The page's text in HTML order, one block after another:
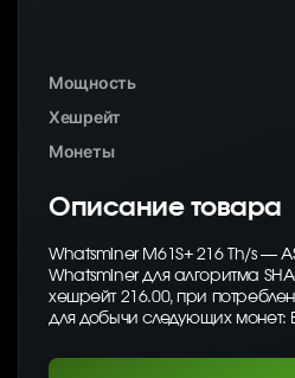
Мощность
Хешрейт
Монеты
Описание товара
Whatsminer M61S+ 216 Th/s —
Whatsminer для алгоритма
хешрейт 216.00, при
для добычи следующих монет: